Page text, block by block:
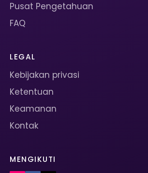
Pusat Pengetahuan
FAQ
LEGAL
Kebijakan privasi
Ketentuan
Keamanan
Kontak
MENGIKUTI